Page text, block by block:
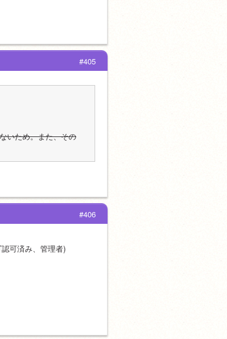
#405
いため。また、その
#406
可済み、管理者)